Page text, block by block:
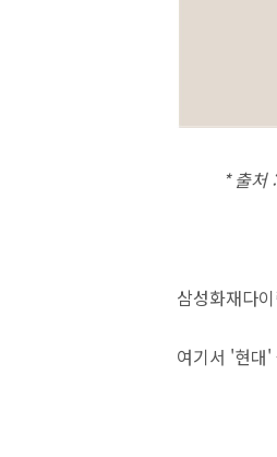
* 출처
삼성화재다
여기서 '현대